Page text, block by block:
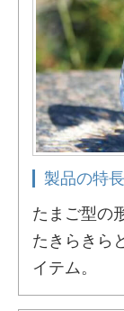
製品の特長
たまご型の
たきらきら
イテム。